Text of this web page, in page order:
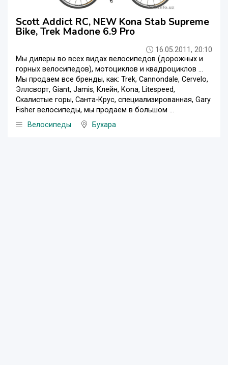
Scott Addict RC, NEW Kona Stab Supreme
Bike, Trek Madone 6.9 Pro
16.05.2011, 20:10
Мы дилеры во всех видах велосипедов (дорожных и
горных велосипедов), мотоциклов и квадроциклов ...
Мы продаем все бренды, как: Trek, Cannondale, Cervelo,
Эллсворт, Giant, Jamis, Клейн, Kona, Litespeed,
Скалистые горы, Санта-Крус, специализированная, Gary
Fisher велосипеды, мы продаем в большом ...
Велосипеды
Бухара